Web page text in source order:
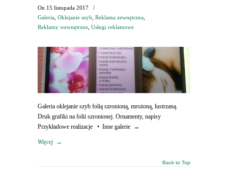
On 15 listopada 2017
/
Galeria Oklejanie szyb Reklama zewnętrzna
Reklamy wewnętrzne Usługi reklamowe
Galeria oklejanie szyb folią szronioną, mrożoną, lustrzaną.
Druk grafiki na folii szronionej. Ornamenty, napisy
Przykładowe realizacje • Inne galerie →
Więcej →
Back to Top